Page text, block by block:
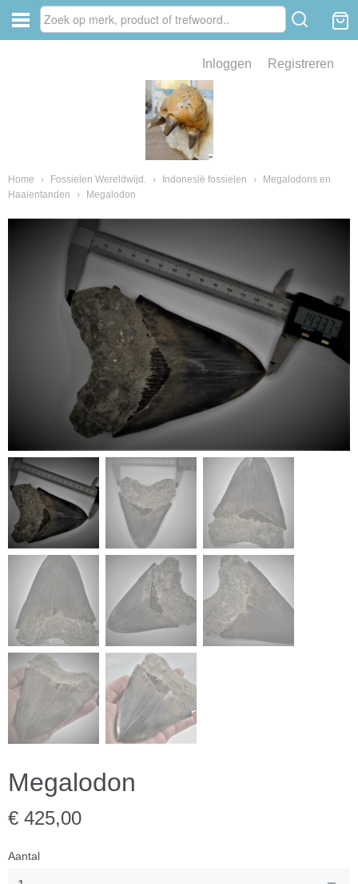
Inloggen Registreren
Home › Fossielen Wereldwijd. › Indonesië fossielen ›
Megalodons en
Haaientanden
› Megalodon
Megalodon
€ 425,00
Aantal
van fossielen en mineralen